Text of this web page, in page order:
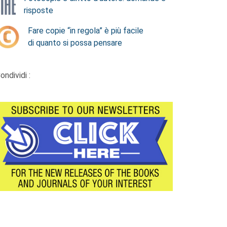
risposte
Fare copie “in regola” è più facile
di quanto si possa pensare
: